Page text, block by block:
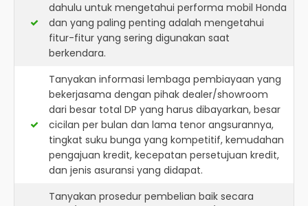
dahulu untuk mengetahui performa mobil Honda
dan yang paling penting adalah mengetahui
fitur-fitur yang sering digunakan saat
berkendara.
Tanyakan informasi lembaga pembiayaan yang
bekerjasama dengan pihak dealer/showroom
dari besar total DP yang harus dibayarkan, besar
cicilan per bulan dan lama tenor angsurannya,
tingkat suku bunga yang kompetitif, kemudahan
pengajuan kredit, kecepatan persetujuan kredit,
dan jenis asuransi yang didapat.
Tanyakan prosedur pembelian baik secara